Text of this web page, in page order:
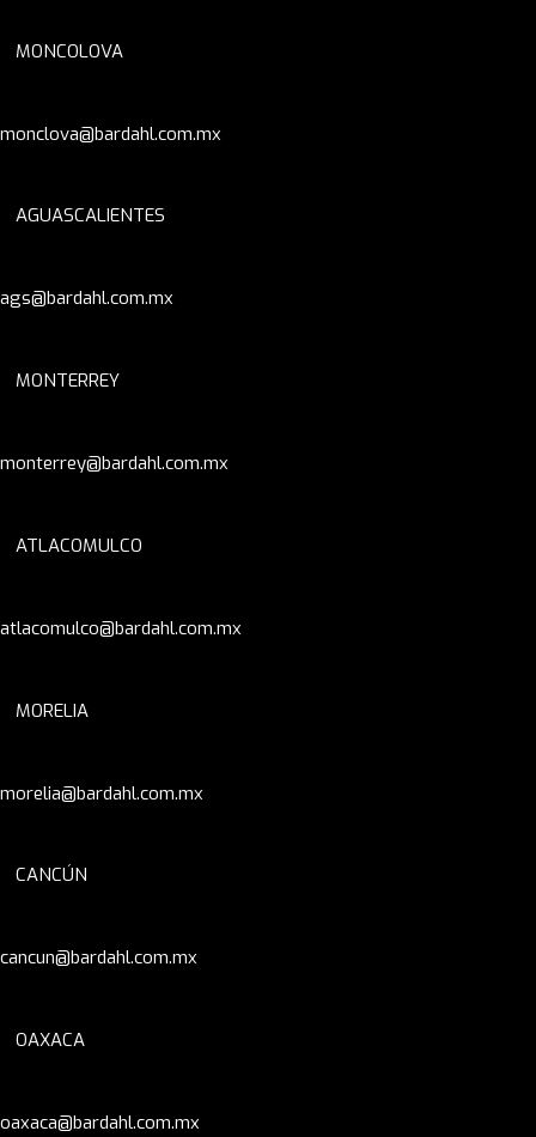
MONCOLOVA
monclova@bardahl.com.mx
AGUASCALIENTES
ags@bardahl.com.mx
MONTERREY
monterrey@bardahl.com.mx
ATLACOMULCO
atlacomulco@bardahl.com.mx
MORELIA
morelia@bardahl.com.mx
CANCÚN
cancun@bardahl.com.mx
OAXACA
oaxaca@bardahl.com.mx